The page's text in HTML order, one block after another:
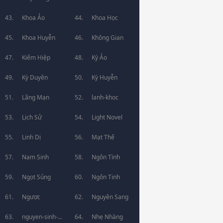
Khoa Ảo Khoa Học
Khoa Huyễn Không Gian
Kiếm Hiệp Kỳ Ảo
Kỳ Duyên Kỳ Huyễn
Lãng Mạn lanh-khoc
Lịch Sử Light Novel
Linh Dị Mạt Thế
Nam Sinh Ngôn Tình
Ngọt Sủng Ngôn Tinh
Ngược Nguyên Sang
nguyen-sinh- Nhẹ Nhàng